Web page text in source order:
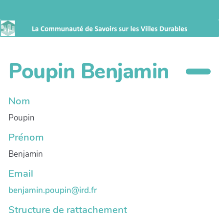
Poupin Benjamin
Nom
Poupin
Prénom
Benjamin
Email
benjamin.poupin@ird.fr
Structure de rattachement